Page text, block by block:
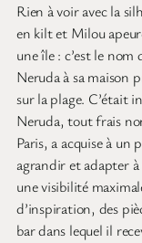
Rien à voir avec la
en kilt et Milou
une île : c’est le nom
Neruda à sa maison
sur la plage. C’était
Neruda, tout frais
Paris, a acquise à un
agrandir et adapter
une visibilité
d’inspiration, des
bar dans lequel il